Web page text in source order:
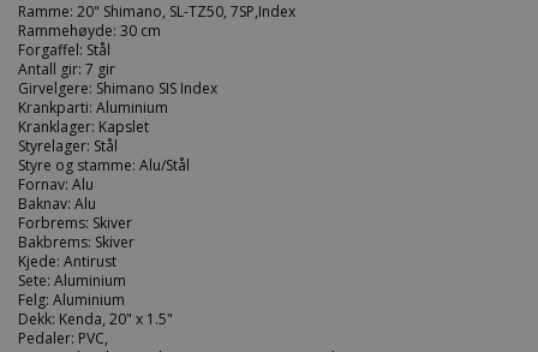
Ramme: 20" Shimano, SL-TZ50, 7SP,Index
Rammehøyde: 30 cm
Forgaffel: Stål
Antall gir: 7 gir
Girvelgere: Shimano SIS Index
Krankparti: Aluminium
Kranklager: Kapslet
Styrelager: Stål
Styre og stamme: Alu/Stål
Fornav: Alu
Baknav: Alu
Forbrems: Skiver
Bakbrems: Skiver
Kjede: Antirust
Sete: Aluminium
Felg: Aluminium
Dekk: Kenda, 20" x 1.5"
Pedaler: PVC,